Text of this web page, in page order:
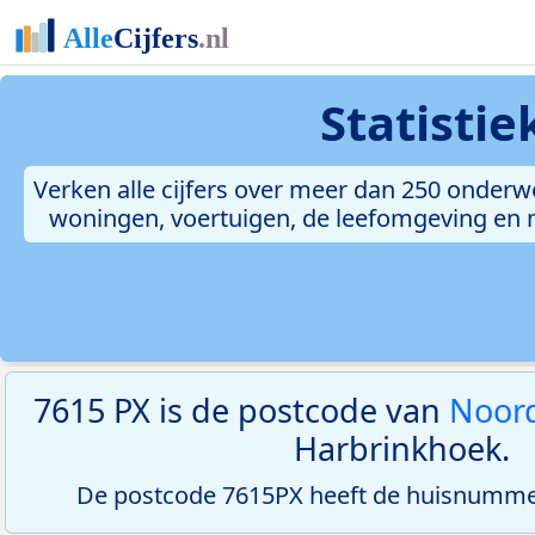
Verken alle cijfers over meer dan 250
woningen, voertuigen, de leefomgeving
7615 PX is de postcode van
Harbrinkhoek.
De postcode 7615PX heeft de